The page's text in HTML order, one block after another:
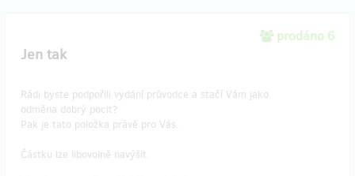
prodáno 6
Jen tak
Rádi byste podpořili vydání průvodce a stačí Vám jako
odměna dobrý pocit?
Pak je tato položka právě pro Vás.
Částku lze libovolně navýšit.